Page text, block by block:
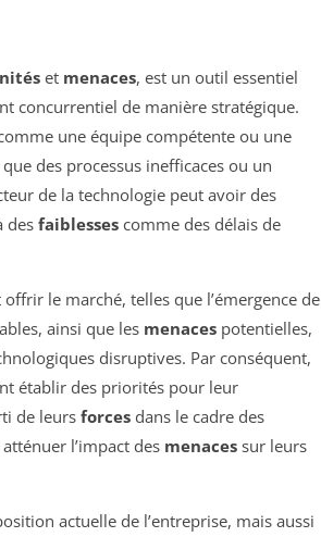
et menaces, est un outil essentiel
concurrentiel de manière stratégique.
une équipe compétente ou une
des processus inefficaces ou un
de la technologie peut avoir des
des faiblesses comme des délais de
le marché, telles que l’émergence de
ainsi que les menaces potentielles,
disruptives. Par conséquent,
établir des priorités pour leur
de leursforces dans le cadre des
l’impact des menaces sur leurs
actuelle de l’entreprise, mais aussi